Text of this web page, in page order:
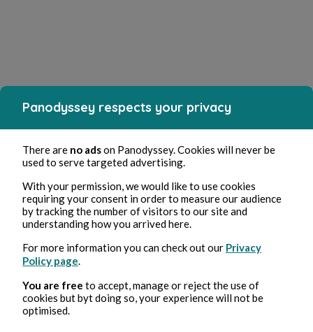
Panodyssey respects your privacy
There are no adson Panodyssey. Cookies will never be
used to serve targeted advertising.
With your permission, we would like to use cookies
requiring your consent in order to measure our audience
by tracking the number of visitors to our site and
understanding how you arrived here.
For more information you can check out our Privacy
Policy page
You are free to accept, manage or reject the use of
cookies but byt doing so, your experience will not be
optimised.